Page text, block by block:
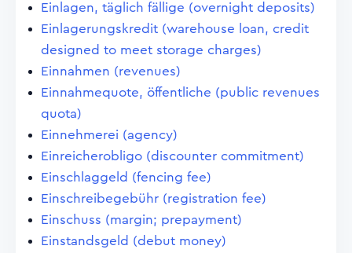
Einlagen, täglich fällige (overnight deposits)
Einlagerungskredit (warehouse loan, credit
designed to meet storage charges)
Einnahmen (revenues)
Einnahmequote, öffentliche (public revenues
quota)
Einnehmerei (agency)
Einreicherobligo (discounter commitment)
Einschlaggeld (fencing fee)
Einschreibegebühr (registration fee)
Einschuss (margin; prepayment)
Einstandsgeld (debut money)